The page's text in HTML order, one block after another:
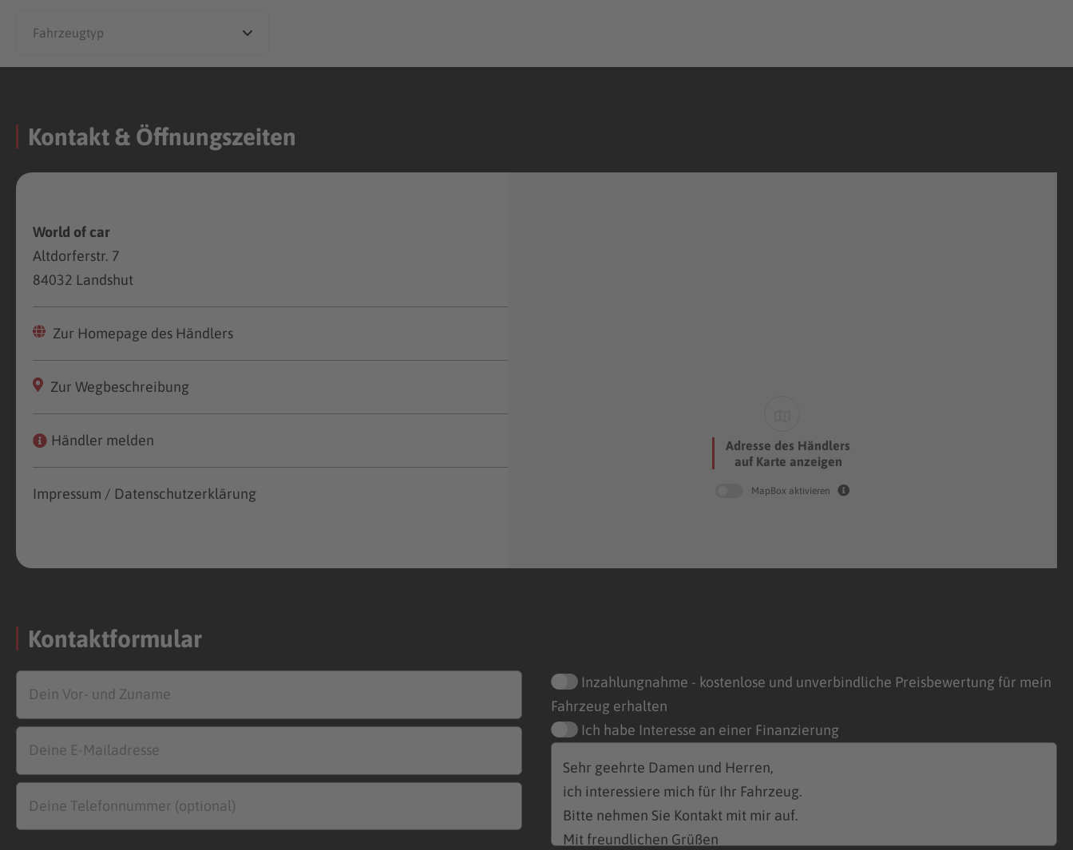
Kontakt & Öffnungszeiten
World of car
Altdorferstr. 7
84032 Landshut
Zur Homepage des Händlers
Zur Wegbeschreibung
Händler melden
Impressum / Datenschutzerklärung
Adresse des Händlers
auf Karte anzeigen
MapBox aktivieren
Kontaktformular
Inzahlungnahme - kostenlose und unverbindliche Preisbewertung für mein
Fahrzeug erhalten
Ich habe Interesse an einer Finanzierung